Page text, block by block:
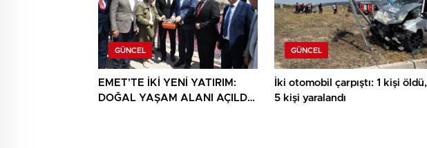
GÜNCEL
EMET’TE İKİ YENİ YATIRIM:
DOĞAL YAŞAM ALANI AÇILDI,
GÜNCEL
İki otomobil çarpıştı: 1 kişi öldü,
5 kişi yaralandı